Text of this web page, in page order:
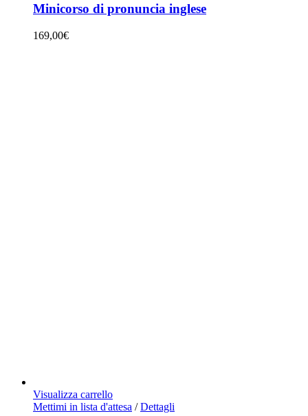
Minicorso di pronuncia inglese
169,00€
Visualizza carrello
Mettimi in lista d'attesa / Dettagli